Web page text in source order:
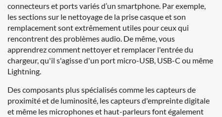
connecteurs et ports variés d’un smartphone. Par exemple,
les sections sur le nettoyage de la prise casque et son
remplacement sont extrêmement utiles pour ceux qui
rencontrent des problèmes audio. De même, vous
apprendrez comment nettoyer et remplacer l'entrée du
chargeur, qu'il s'agisse d'un port micro-USB, USB-C ou même
Lightning.
Des composants plus spécialisés comme les capteurs de
proximité et de luminosité, les capteurs d'empreinte digitale
et même les microphones et haut-parleurs font également